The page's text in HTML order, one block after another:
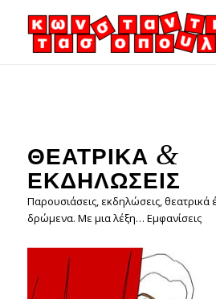
ΘΕΑΤΡΙΚΆ &
ΕΚΔΗΛΏΣΕΙΣ
Παρουσιάσεις, εκδηλώσεις, θεατρικά
δρώμενα. Με μια λέξη… Εμφανίσεις